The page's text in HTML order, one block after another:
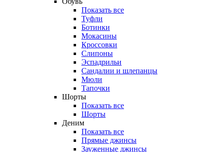
Показать все
Туфли
Ботинки
Мокасины
Кроссовки
Слипоны
Эспадрильи
Сандалии и шлепанцы
Мюли
Тапочки
Шорты
Показать все
Шорты
Деним
Показать все
Прямые джинсы
Зауженные джинсы